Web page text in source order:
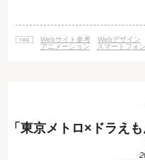
されたデザインと、「OUR
ースティンを中心に販売されて
Webサイト参考 Webデザイン
アニメーション
スマートフォ
「東京メトロ×ドラえ